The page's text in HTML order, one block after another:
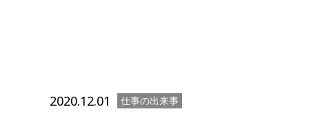
2020.12.01 仕事の出来事